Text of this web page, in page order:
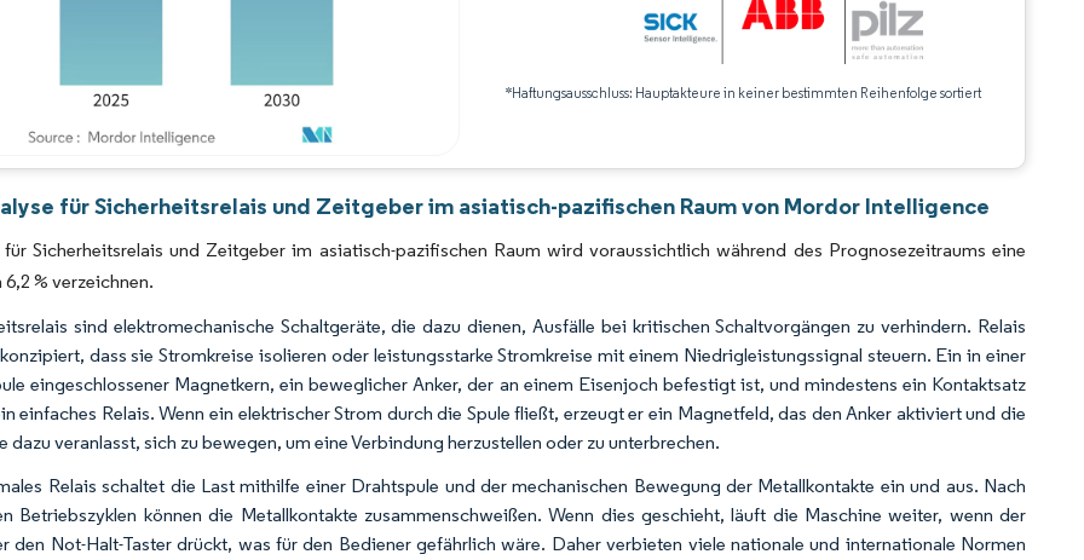
*Haftungsausschluss: Hauptakteure in keiner bestimmten Reihenfolge sortiert
für Sicherheitsrelais und Zeitgeber im asiatisch-pazifischen Raum von Mordor Intelligence
Sicherheitsrelais und Zeitgeber im asiatisch-pazifischen Raum wird voraussichtlich während des Prognosezeitraums eine
% verzeichnen.
sind elektromechanische Schaltgeräte, die dazu dienen, Ausfälle bei kritischen Schaltvorgängen zu verhindern. Relais
dass sie Stromkreise isolieren oder leistungsstarke Stromkreise mit einem Niedrigleistungssignal steuern. Ein in einer
eingeschlossener Magnetkern, ein beweglicher Anker, der an einem Eisenjoch befestigt ist, und mindestens ein Kontaktsatz
einfaches Relais. Wenn ein elektrischer Strom durch die Spule fließt, erzeugt er ein Magnetfeld, das den Anker aktiviert und die
dazu veranlasst, sich zu bewegen, um eine Verbindung herzustellen oder zu unterbrechen.
Relais schaltet die Last mithilfe einer Drahtspule und der mechanischen Bewegung der Metallkontakte ein und aus. Nach
Betriebszyklen können die Metallkontakte zusammenschweißen. Wenn dies geschieht, läuft die Maschine weiter, wenn der
den Not-Halt-Taster drückt, was für den Bediener gefährlich wäre. Daher verbieten viele nationale und internationale Normen